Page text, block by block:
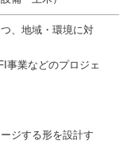
、地域・環境に対
事業などのプロジェ
ジする形を設計す